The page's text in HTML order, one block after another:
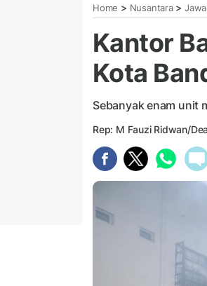
Home > Nusantara>
Kantor
Kota
Sebanyak enam unit
Rep: M Fauzi Ridwan/